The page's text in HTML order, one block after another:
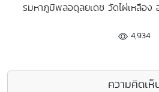
รมหาภูมิพลอดุลยเดช วัดไผ่เหลือ
4,934
ความคิดเห็